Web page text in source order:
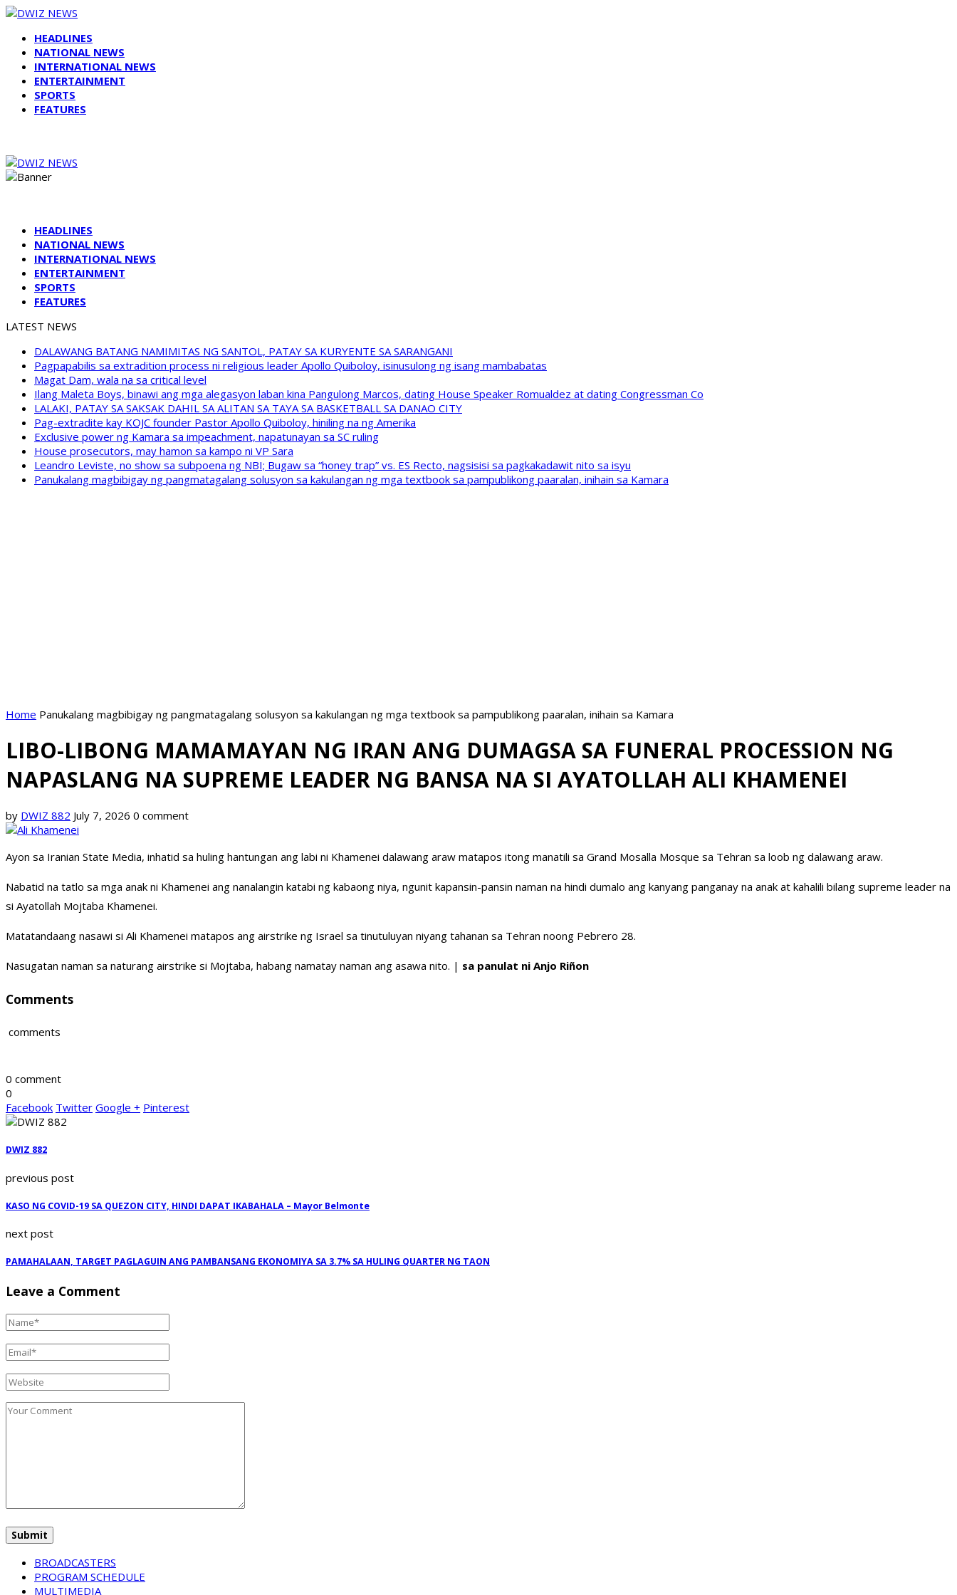
HEADLINES
NATIONAL NEWS
INTERNATIONAL NEWS
ENTERTAINMENT
SPORTS
FEATURES
HEADLINES
NATIONAL NEWS
INTERNATIONAL NEWS
ENTERTAINMENT
SPORTS
FEATURES
LATEST NEWS
DALAWANG BATANG NAMIMITAS NG SANTOL, PATAY SA KURYENTE SA SARANGANI
Pagpapabilis sa extradition process ni religious leader Apollo Quiboloy, isinusulong ng isang mambabatas
Magat Dam, wala na sa critical level
Ilang Maleta Boys, binawi ang mga alegasyon laban kina Pangulong Marcos, dating House Speaker Romualdez at dating Congressman Co
LALAKI, PATAY SA SAKSAK DAHIL SA ALITAN SA TAYA SA BASKETBALL SA DANAO CITY
Pag-extradite kay KOJC founder Pastor Apollo Quiboloy, hiniling na ng Amerika
Exclusive power ng Kamara sa impeachment, napatunayan sa SC ruling
House prosecutors, may hamon sa kampo ni VP Sara
Leandro Leviste, no show sa subpoena ng NBI; Bugaw sa “honey trap” vs. ES Recto, nagsisisi sa pagkakadawit nito sa isyu
Panukalang magbibigay ng pangmatagalang solusyon sa kakulangan ng mga textbook sa pampublikong paaralan, inihain sa Kamara
Home Panukalang magbibigay ng pangmatagalang solusyon sa kakulangan ng mga textbook sa pampublikong paaralan, inihain sa Kamara
LIBO-LIBONG MAMAMAYAN NG IRAN ANG DUMAGSA SA FUNERAL PROCESSION NG
NAPASLANG NA SUPREME LEADER NG BANSA NA SI AYATOLLAH ALI KHAMENEI
by DWIZ 882 July 7, 2026 0 comment
Ayon sa Iranian State Media, inhatid sa huling hantungan ang labi ni Khamenei dalawang araw matapos itong manatili sa Grand Mosalla Mosque sa Tehran sa loob ng dalawang araw.
Nabatid na tatlo sa mga anak ni Khamenei ang nanalangin katabi ng kabaong niya, ngunit kapansin-pansin naman na hindi dumalo ang kanyang panganay na anak at kahalili bilang supreme leader na
si Ayatollah Mojtaba Khamenei.
Matatandaang nasawi si Ali Khamenei matapos ang airstrike ng Israel sa tinutuluyan niyang tahanan sa Tehran noong Pebrero 28.
Nasugatan naman sa naturang airstrike si Mojtaba, habang namatay naman ang asawa nito. | sa panulat ni Anjo Riñon
Comments
comments
0 comment
0
Facebook Twitter Google + Pinterest
DWIZ 882
previous post
KASO NG COVID-19 SA QUEZON CITY, HINDI DAPAT IKABAHALA – Mayor Belmonte
next post
PAMAHALAAN, TARGET PAGLAGUIN ANG PAMBANSANG EKONOMIYA SA 3.7% SA HULING QUARTER NG TAON
Leave a Comment
BROADCASTERS
PROGRAM SCHEDULE
MULTIMEDIA